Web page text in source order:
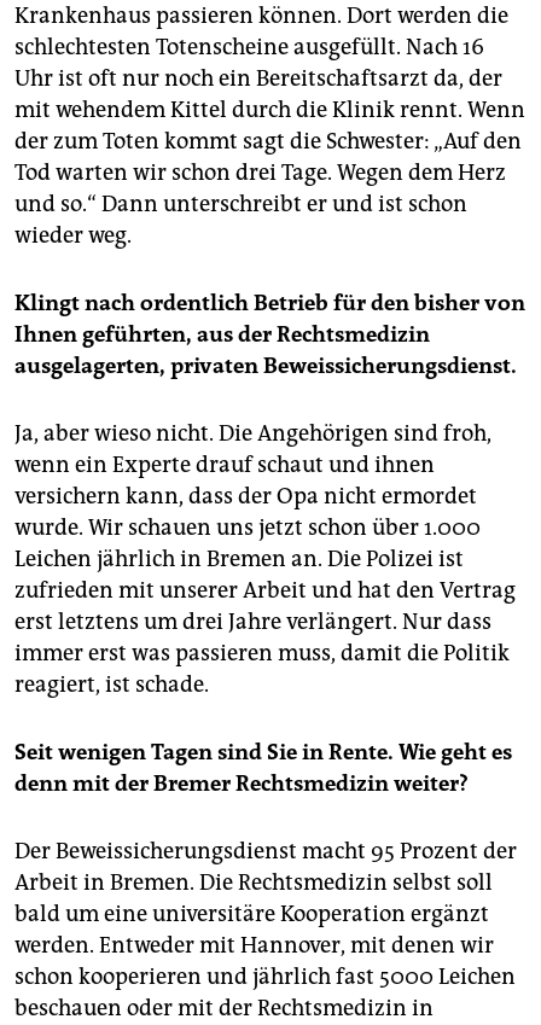
Krankenhaus passieren können. Dort werden die
schlechtesten Totenscheine ausgefüllt. Nach 16
Uhr ist oft nur noch ein Bereitschaftsarzt da, der
mit wehendem Kittel durch die Klinik rennt. Wenn
der zum Toten kommt sagt die Schwester: „Auf den
Tod warten wir schon drei Tage. Wegen dem Herz
und so.“ Dann unterschreibt er und ist schon
wieder weg.
Klingt nach ordentlich Betrieb für den bisher von
Ihnen geführten, aus der Rechtsmedizin
ausgelagerten, privaten Beweissicherungsdienst.
Ja, aber wieso nicht. Die Angehörigen sind froh,
wenn ein Experte drauf schaut und ihnen
versichern kann, dass der Opa nicht ermordet
wurde. Wir schauen uns jetzt schon über 1.000
Leichen jährlich in Bremen an. Die Polizei ist
zufrieden mit unserer Arbeit und hat den Vertrag
erst letztens um drei Jahre verlängert. Nur dass
immer erst was passieren muss, damit die Politik
reagiert, ist schade.
Seit wenigen Tagen sind Sie in Rente. Wie geht es
denn mit der Bremer Rechtsmedizin weiter?
Der Beweissicherungsdienst macht 95 Prozent der
Arbeit in Bremen. Die Rechtsmedizin selbst soll
bald um eine universitäre Kooperation ergänzt
werden. Entweder mit Hannover, mit denen wir
schon kooperieren und jährlich fast 5000 Leichen
beschauen oder mit der Rechtsmedizin in